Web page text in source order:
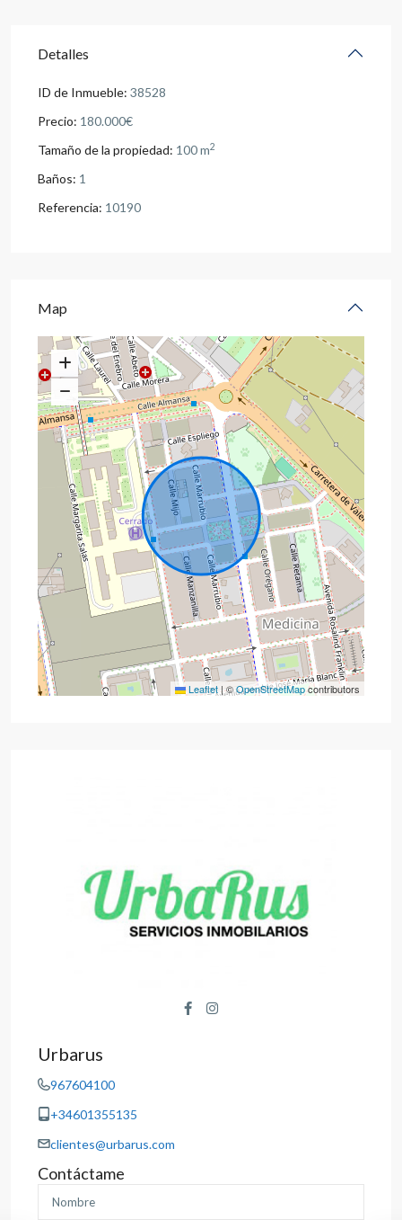
Detalles
ID de Inmueble: 38528
Precio: 180.000€
Tamaño de la propiedad: 100 m2
Baños: 1
Referencia: 10190
Map
Leaflet|©OpenStreetMapcontributors
Urbarus
967604100
+34601355135
clientes@urbarus.com
Contáctame